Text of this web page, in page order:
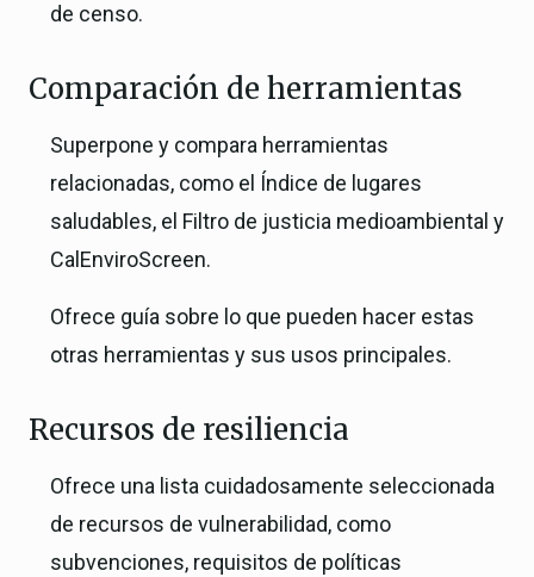
de censo.
Comparación de herramientas
Superpone y compara herramientas
relacionadas, como el Índice de lugares
saludables, el Filtro de justicia medioambiental y
CalEnviroScreen.
Ofrece guía sobre lo que pueden hacer estas
otras herramientas y sus usos principales.
Recursos de resiliencia
Ofrece una lista cuidadosamente seleccionada
de recursos de vulnerabilidad, como
subvenciones, requisitos de políticas